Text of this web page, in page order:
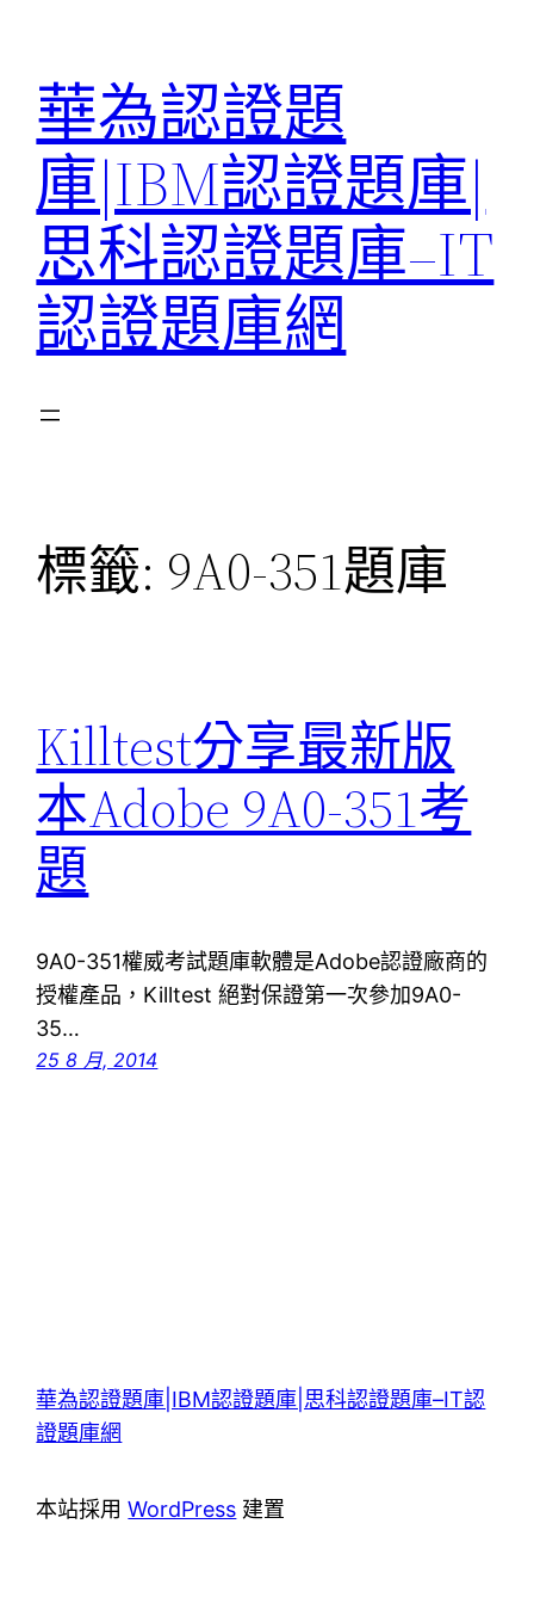
華為認證題
庫|IBM認證題庫|
思科認證題庫–IT
認證題庫網
標籤: 9A0-351題庫
Killtest分享最新版
本Adobe 9A0-351考
題
9A0-351權威考試題庫軟體是Adobe認證廠商的
授權產品，Killtest 絕對保證第一次參加9A0-
35…
25 8 月, 2014
華為認證題庫|IBM認證題庫|思科認證題庫–IT認
證題庫網
本站採用WordPress 建置